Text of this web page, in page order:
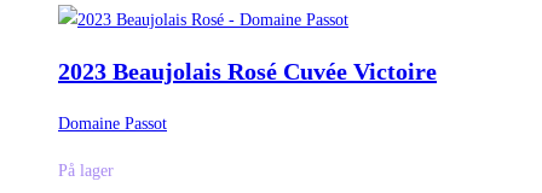
2023 Beaujolais Rosé Cuvée Victoire
Domaine Passot
På lager